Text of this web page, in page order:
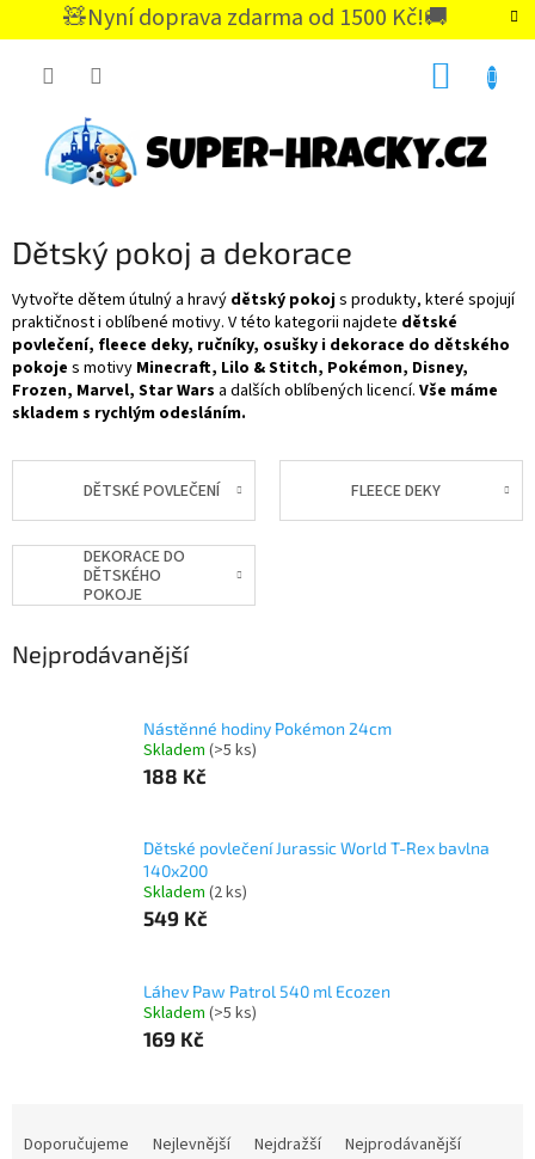
🧸Nyní doprava zdarma od 1500 Kč!🚚
CZK
Dětský pokoj a dekorace
Vytvořte dětem útulný a hravý dětský pokojs produkty, které spojují
praktičnost i oblíbené motivy. V této kategorii najdete dětské
povlečení, fleece deky, ručníky, osušky i dekorace do dětského
pokoje s motivy Minecraft, Lilo & Stitch, Pokémon, Disney,
Frozen, Marvel, Star Wars a dalších oblíbených licencí. Vše máme
skladem s rychlým odesláním.
DĚTSKÉ POVLEČENÍ FLEECE DEKY
DEKORACE DO
DĚTSKÉHO
POKOJE
Nejprodávanější
Nástěnné hodiny Pokémon 24cm
Skladem (>5 ks)
188 Kč
Dětské povlečení Jurassic World T-Rex bavlna
140x200
Skladem (2 ks)
549 Kč
Láhev Paw Patrol 540 ml Ecozen
Skladem (>5 ks)
169 Kč
Doporučujeme Nejlevnější Nejdražší
Nejprodávanější